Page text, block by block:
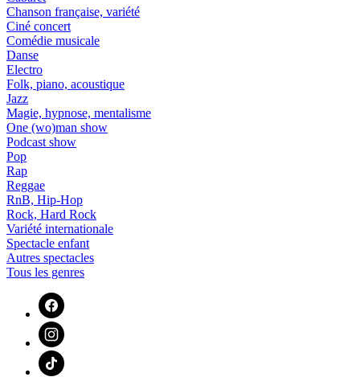
Chanson française, variété
Ciné concert
Comédie musicale
Danse
Electro
Folk, piano, acoustique
Jazz
Magie, hypnose, mentalisme
One (wo)man show
Podcast show
Pop
Rap
Reggae
RnB, Hip-Hop
Rock, Hard Rock
Variété internationale
Spectacle enfant
Autres spectacles
Tous les genres